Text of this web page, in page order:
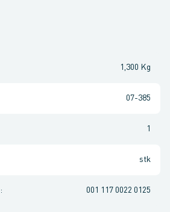
1,300 Kg
07-385
1
stk
: 001 117 0022 0125